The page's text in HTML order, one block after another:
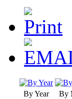
By Year By